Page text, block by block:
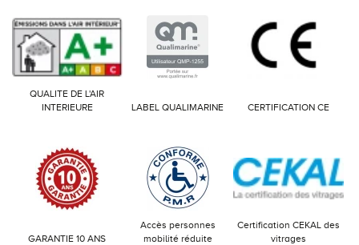
QUALITE DE L'AIR
INTERIEURE
LABEL QUALIMARINE CERTIFICATION CE
GARANTIE 10 ANS
Accès personnes
mobilité réduite
Certification CEKAL des
vitrages